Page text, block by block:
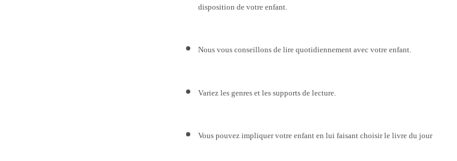
disposition de votre enfant.
Nous vous conseillons de lire quotidiennement avec votre enfant.
Variez les genres et les supports de lecture.
Vous pouvez impliquer votre enfant en lui faisant choisir le livre du jour